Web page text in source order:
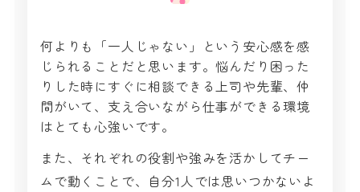
何よりも「一人じゃない」という安心感を感
じられることだと思います。悩んだり困った
りした時にすぐに相談できる上司や先輩、仲
間がいて、支え合いながら仕事ができる環境
はとても心強いです。
また、それぞれの役割や強みを活かしてチー
ムで動くことで、自分1人では思いつかないよ